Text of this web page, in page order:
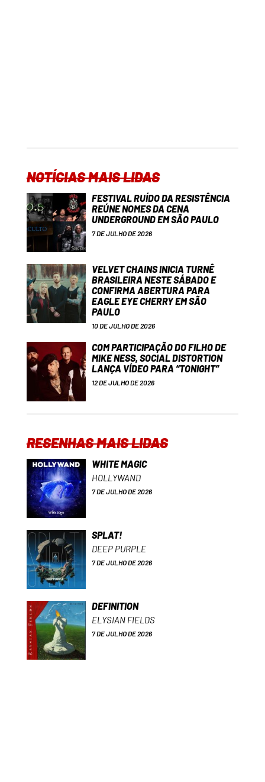
NOTÍCIAS MAIS LIDAS
FESTIVAL RUÍDO DA RESISTÊNCIA
REÚNE NOMES DA CENA
UNDERGROUND EM SÃO PAULO
7 DE JULHO DE 2026
VELVET CHAINS INICIA TURNÊ
BRASILEIRA NESTE SÁBADO E
CONFIRMA ABERTURA PARA
EAGLE EYE CHERRY EM SÃO
PAULO
10 DE JULHO DE 2026
COM PARTICIPAÇÃO DO FILHO DE
MIKE NESS, SOCIAL DISTORTION
LANÇA VÍDEO PARA “TONIGHT”
12 DE JULHO DE 2026
RESENHAS MAIS LIDAS
WHITE MAGIC
HOLLYWAND
7 DE JULHO DE 2026
SPLAT!
DEEP PURPLE
7 DE JULHO DE 2026
DEFINITION
ELYSIAN FIELDS
7 DE JULHO DE 2026